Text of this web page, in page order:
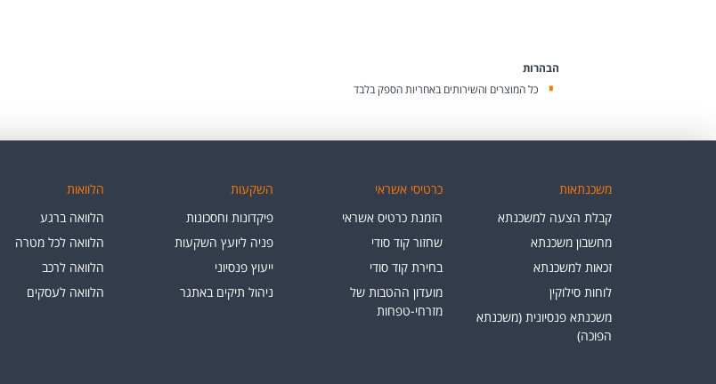
הבהרות
כל המוצרים והשירותים באחריות הספק בלבד
משכנתאות
קבלת הצעה למשכנתא
מחשבון משכנתא
זכאות למשכנתא
לוחות סילוקין
משכנתא פנסיונית (משכנתא
הפוכה)
כרטיסי אשראי
הזמנת כרטיס אשראי
שחזור קוד סודי
בחירת קוד סודי
מועדון ההטבות של
מזרחי-טפחות
השקעות
פיקדונות וחסכונות
פניה ליועץ השקעות
ייעוץ פנסיוני
ניהול תיקים באתגר
הלוואות
הלוואה ברגע
הלוואה לכל מטרה
הלוואה לרכב
הלוואה לעסקים